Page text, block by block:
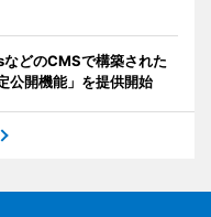
などのCMSで構築された
公開機能」を提供開始